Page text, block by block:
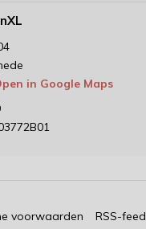
in Google Maps
voorwaarden RSS-feed